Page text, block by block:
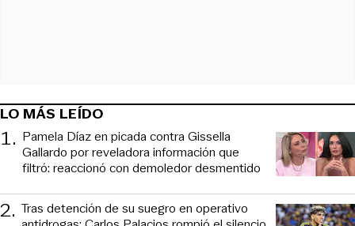
LO MÁS LEÍDO
1. Pamela Díaz en picada contra Gissella
Gallardo por reveladora información que
filtró: reaccionó con demoledor desmentido
2. Tras detención de su suegro en operativo